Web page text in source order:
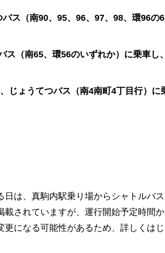
ス（南90、95、96、97、98、環96
（南65、環56のいずれか）に乗車
じょうてつバス（南4南町4丁目行）
は、真駒内駅乗り場からシャトルバス
されていますが、運行開始予定時間
になる可能性があるため、詳しくは